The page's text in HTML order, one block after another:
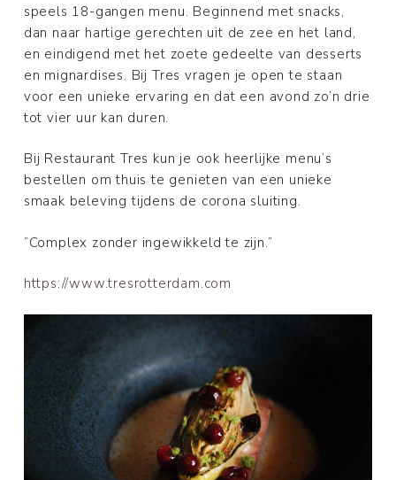
speels 18-gangen menu. Beginnend met snacks,
dan naar hartige gerechten uit de zee en het land,
en eindigend met het zoete gedeelte van desserts
en mignardises. Bij Tres vragen je open te staan
voor een unieke ervaring en dat een avond zo’n drie
tot vier uur kan duren.
Bij Restaurant Tres kun je ook heerlijke menu’s
bestellen om thuis te genieten van een unieke
smaak beleving tijdens de corona sluiting.
”Complex zonder ingewikkeld te zijn.”
https://www.tresrotterdam.com